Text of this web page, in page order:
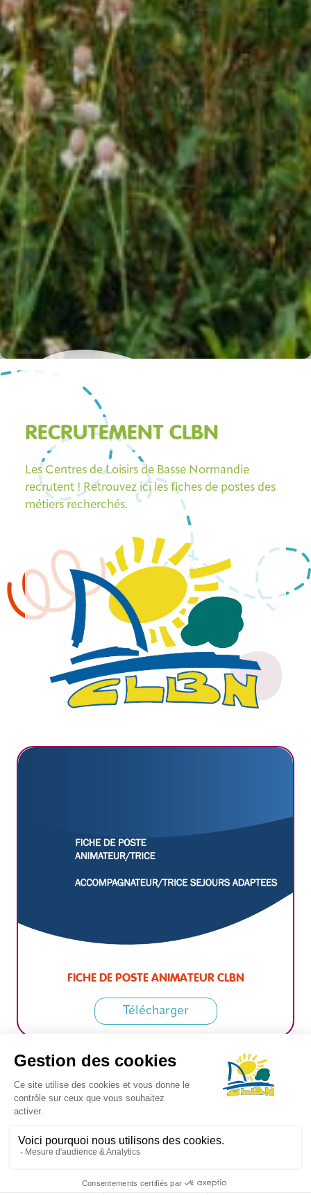
RECRUTEMENT CLBN
Les Centres de Loisirs de Basse Normandie
recrutent ! Retrouvez ici les fiches de postes des
métiers recherchés.
FICHE DE POSTE ANIMATEUR CLBN
Télécharger